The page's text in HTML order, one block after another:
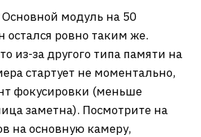
модуль на 50
остался ровно таким же.
из-за другого типа памяти на
стартует не моментально,
фокусировки (меньше
заметна). Посмотрите на
на основную камеру,